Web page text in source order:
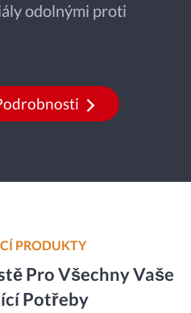
odolnými proti
PRODUKTY
Pro Všechny Vaše
Potřeby